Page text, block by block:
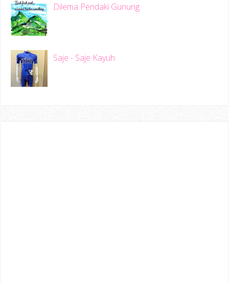
Dilema Pendaki Gunung
Saje - Saje Kayuh